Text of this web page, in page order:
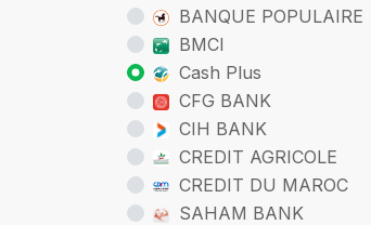
BANQUE POPULAIRE
BMCI
Cash Plus
CFG BANK
CIH BANK
CREDIT AGRICOLE
CREDIT DU MAROC
SAHAM BANK